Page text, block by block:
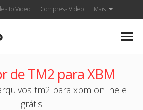
to Video Compress Video Mais
de TM2 para XBM
tm2 para xbm online e
grátis